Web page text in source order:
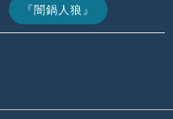
『闇鍋人狼』